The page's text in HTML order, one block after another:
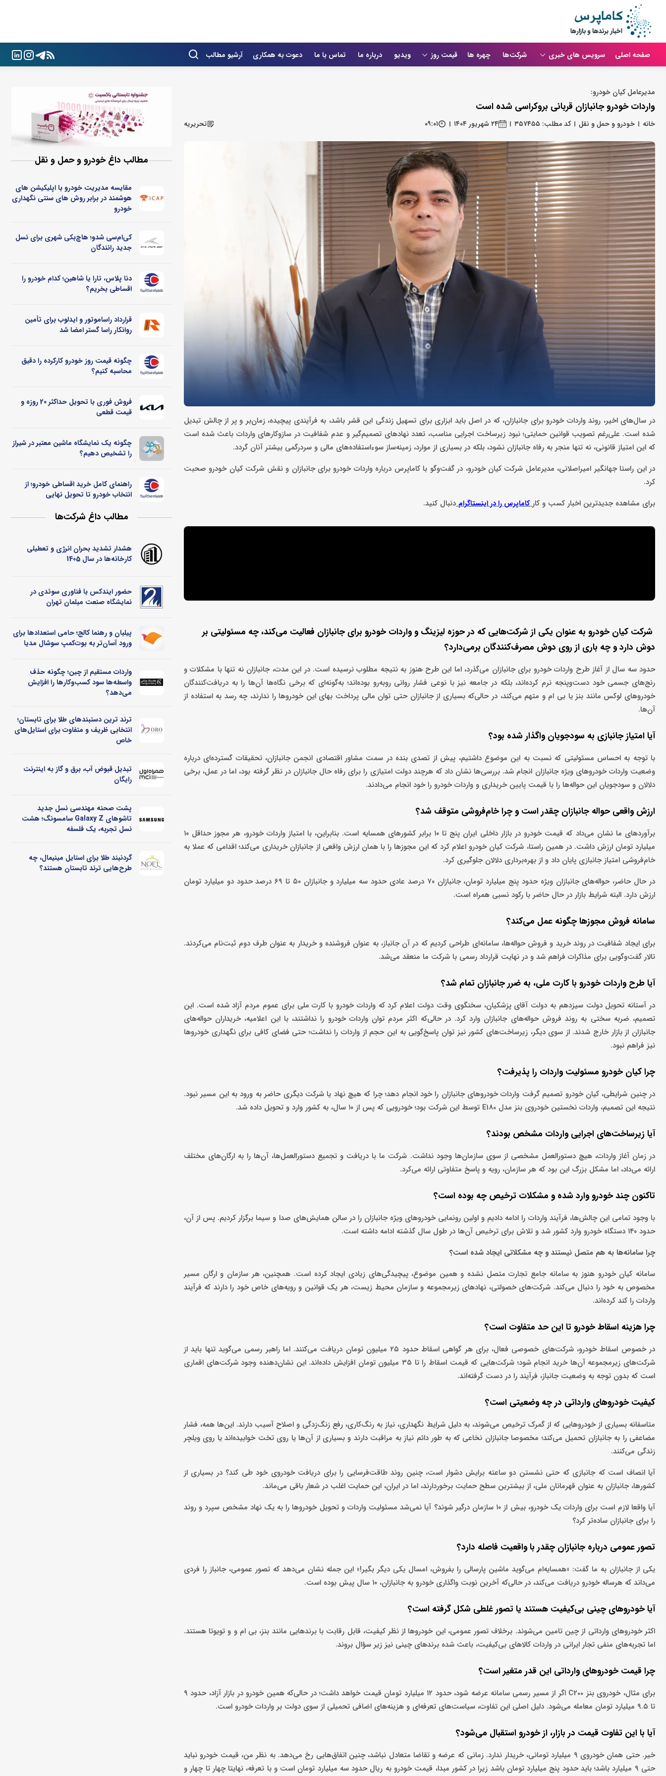
صفحه اصلی سرویس های خبری شرکت‌ها چهره ها قیمت روز ویدیو درباره ما تماس با ما دعوت به همکاری آرشیو مطالب
مدیرعامل کیان خودرو:
واردات خودرو جانبازان قربانی بروکراسی شده است
خانه خودرو و حمل و نقل کد مطلب: ۳۵۷۴۵۵ ۲۴ شهریور ۱۴۰۴ ۰۹:۰۱ تحریریه
در سال‌های اخیر، روند واردات خودرو برای جانبازان، که در اصل باید ابزاری برای تسهیل زندگی این قشر باشد، به فرآیندی پیچیده، زمان‌بر و پر از چالش تبدیل
شده است. علی‌رغم تصویب قوانین حمایتی؛ نبود زیرساخت اجرایی مناسب، تعدد نهادهای تصمیم‌گیر و عدم شفافیت در سازوکارهای واردات باعث شده است
که این امتیاز قانونی، نه‌ تنها منجر به رفاه جانبازان نشود، بلکه در بسیاری از موارد، زمینه‌ساز سوءاستفاده‌های مالی و سردرگمی بیشتر آنان گردد.
در این راستا جهانگیر امیراصلانی، مدیرعامل شرکت کیان خودرو، در گفت‌وگو با کاماپرس درباره واردات خودرو برای جانبازان و نقش شرکت کیان خودرو صحبت
کرد.
برای مشاهده جدیدترین اخبار کسب و کار کاماپرس را در اینستاگرام دنبال کنید.
شرکت کیان خودرو به عنوان یکی از شرکت‌هایی که در حوزه لیزینگ و واردات خودرو برای جانبازان فعالیت می‌کند، چه مسئولیتی بر
دوش دارد و چه باری از روی دوش مصرف‌کنندگان برمی‌دارد؟
حدود سه سال از آغاز طرح واردات خودرو برای جانبازان می‌گذرد، اما این طرح هنوز به نتیجه مطلوب نرسیده است. در این مدت، جانبازان نه‌ تنها با مشکلات و
رنج‌های جسمی خود دست‌و‌پنجه نرم کرده‌اند، بلکه در جامعه نیز با نوعی فشار روانی روبه‌رو بوده‌اند؛ به‌گونه‌ای که برخی نگاه‌ها آن‌ها را به دریافت‌کنندگان
خودروهای لوکس مانند بنز یا بی ‌ام ‌و متهم می‌کند، در حالی‌که بسیاری از جانبازان حتی توان مالی پرداخت بهای این خودروها را ندارند، چه رسد به استفاده از
آن‌ها.
آیا امتیاز جانبازی به سودجویان واگذار شده بود؟
با توجه به احساس مسئولیتی که نسبت به این موضوع داشتیم، پیش از تصدی بنده در سمت مشاور اقتصادی انجمن جانبازان، تحقیقات گسترده‌ای درباره
وضعیت واردات خودروهای ویژه جانبازان انجام شد. بررسی‌ها نشان داد که هرچند دولت امتیازی را برای رفاه حال جانبازان در نظر گرفته بود، اما در عمل، برخی
دلالان و سودجویان این حواله‌ها را با قیمت پایین خریداری و واردات خودرو را خود انجام می‌دادند.
ارزش واقعی حواله جانبازان چقدر است و چرا خام‌فروشی متوقف شد؟
برآوردهای ما نشان می‌داد که قیمت خودرو در بازار داخلی ایران پنج تا ۱۰ برابر کشورهای همسایه است. بنابراین، با امتیاز واردات خودرو، هر مجوز حداقل ۱۰
میلیارد تومان ارزش داشت. در همین راستا، شرکت کیان خودرو اعلام کرد که این مجوزها را با همان ارزش واقعی از جانبازان خریداری می‌کند؛ اقدامی که عملا به
خام‌فروشی امتیاز جانبازی پایان داد و از بهره‌برداری دلالان جلوگیری کرد.
در حال حاضر، حواله‌های جانبازان ویژه حدود پنج میلیارد تومان، جانبازان ۷۰ درصد عادی حدود سه میلیارد و جانبازان ۵۰ تا ۶۹ درصد حدود دو میلیارد تومان
ارزش دارد. البته شرایط بازار در حال حاضر با رکود نسبی همراه است.
سامانه فروش مجوزها چگونه عمل می‌کند؟
برای ایجاد شفافیت در روند خرید و فروش حواله‌ها، سامانه‌ای طراحی کردیم که در آن جانباز، به ‌عنوان فروشنده و خریدار به‌ عنوان طرف دوم ثبت‌نام می‌کردند.
تالار گفت‌وگویی برای مذاکرات فراهم شد و در نهایت قرارداد رسمی با شرکت ما منعقد می‌شد.
آیا طرح واردات خودرو با کارت ملی، به ضرر جانبازان تمام شد؟
در آستانه تحویل دولت سیزدهم به دولت آقای پزشکیان، سخنگوی وقت دولت اعلام کرد که واردات خودرو با کارت ملی برای عموم مردم آزاد شده است. این
تصمیم، ضربه سختی به روند فروش حواله‌های جانبازان وارد کرد. در حالی‌که اکثر مردم توان واردات خودرو را نداشتند، با این اعلامیه، خریداران حواله‌های
جانبازان از بازار خارج شدند. از سوی دیگر، زیرساخت‌های کشور نیز توان پاسخ‌گویی به این حجم از واردات را نداشت؛ حتی فضای کافی برای نگهداری خودروها
نیز فراهم نبود.
چرا کیان خودرو مسئولیت واردات را پذیرفت؟
در چنین شرایطی، کیان خودرو تصمیم گرفت واردات خودروهای جانبازان را خود انجام دهد؛ چرا که هیچ نهاد یا شرکت دیگری حاضر به ورود به این مسیر نبود.
نتیجه این تصمیم، واردات نخستین خودروی بنز مدل E180 توسط این شرکت بود؛ خودرویی که پس از ۱۰ سال، به کشور وارد و تحویل داده شد.
آیا زیرساخت‌های اجرایی واردات مشخص بودند؟
در زمان آغاز واردات، هیچ دستورالعمل مشخصی از سوی سازمان‌ها وجود نداشت. شرکت ما با دریافت و تجمیع دستورالعمل‌ها، آن‌ها را به ارگان‌های مختلف
ارائه می‌داد، اما مشکل بزرگ این بود که هر سازمان، رویه و پاسخ متفاوتی ارائه می‌کرد.
تاکنون چند خودرو وارد شده و مشکلات ترخیص چه بوده است؟
با وجود تمامی این چالش‌ها، فرآیند واردات را ادامه دادیم و اولین رونمایی خودروهای ویژه جانبازان را در سالن همایش‌های صدا و سیما برگزار کردیم. پس از آن،
حدود ۱۴۰ دستگاه خودرو وارد کشور شد و تلاش برای ترخیص آن‌ها در طول سال گذشته ادامه داشته است.
چرا سامانه‌ها به هم متصل نیستند و چه مشکلاتی ایجاد شده است؟
سامانه کیان خودرو هنوز به سامانه جامع تجارت متصل نشده و همین موضوع، پیچیدگی‌های زیادی ایجاد کرده است. همچنین، هر سازمان و ارگان مسیر
مخصوص به خود را دنبال می‌کند. شرکت‌های خصولتی، نهادهای زیرمجموعه و سازمان محیط زیست، هر یک قوانین و رویه‌های خاص خود را دارند که فرآیند
واردات را کند کرده‌اند.
چرا هزینه اسقاط خودرو تا این حد متفاوت است؟
در خصوص اسقاط خودرو، شرکت‌های خصوصی فعال، برای هر گواهی اسقاط حدود ۲۵ میلیون تومان دریافت می‌کنند. اما راهبر رسمی می‌گوید تنها باید از
شرکت‌های زیرمجموعه آن‌ها خرید انجام شود؛ شرکت‌هایی که قیمت اسقاط را تا ۳۵ میلیون تومان افزایش داده‌اند. این نشان‌دهنده وجود شرکت‌های اقماری
است که بدون توجه به وضعیت جانباز، فرآیند را در دست گرفته‌اند.
کیفیت خودروهای وارداتی در چه وضعیتی است؟
متاسفانه بسیاری از خودروهایی که از گمرک ترخیص می‌شوند، به دلیل شرایط نگهداری، نیاز به رنگ‌کاری، رفع زنگ‌زدگی و اصلاح آسیب دارند. این‌ها همه، فشار
مضاعفی را به جانبازان تحمیل می‌کند؛ مخصوصا جانبازان نخاعی که به ‌طور دائم نیاز به مراقبت دارند و بسیاری از آن‌ها یا روی تخت خوابیده‌اند یا روی ویلچر
زندگی می‌کنند.
آیا انصاف است که جانبازی که حتی نشستن دو ساعته برایش دشوار است، چنین روند طاقت‌فرسایی را برای دریافت خودروی خود طی کند؟ در بسیاری از
کشورها، جانبازان به ‌عنوان قهرمانان ملی، از بیشترین سطح حمایت برخوردارند، اما در ایران، این حمایت اغلب در شعار باقی می‌ماند.
آیا واقعا لازم است برای واردات یک خودرو، بیش از ۱۰ سازمان درگیر شوند؟ آیا نمی‌شد مسئولیت واردات و تحویل خودروها را به یک نهاد مشخص سپرد و روند
را برای جانبازان ساده‌تر کرد؟
تصور عمومی درباره جانبازان چقدر با واقعیت فاصله دارد؟
یکی از جانبازان به ما گفت: «همسایه‌ام می‌گوید ماشین پارسالی را بفروش، امسال یکی دیگر بگیر!» این جمله نشان می‌دهد که تصور عمومی، جانباز را فردی
می‌داند که هرساله خودرو دریافت می‌کند، در حالی‌که آخرین نوبت واگذاری خودرو به جانبازان، ۱۰ سال پیش بوده است.
آیا خودروهای چینی بی‌کیفیت هستند یا تصور غلطی شکل گرفته است؟
اکثر خودروهای وارداتی از چین تامین می‌شوند. برخلاف تصور عمومی، این خودروها از نظر کیفیت، قابل رقابت با برندهایی مانند بنز، بی ‌ام‌ و و تویوتا هستند.
اما تجربه‌های منفی تجار ایرانی در واردات کالاهای بی‌کیفیت، باعث شده برندهای چینی نیز زیر سؤال بروند.
چرا قیمت خودروهای وارداتی این‌ قدر متغیر است؟
برای مثال، خودروی بنز C200 اگر از مسیر رسمی سامانه عرضه شود، حدود ۱۲ میلیارد تومان قیمت خواهد داشت؛ در حالی‌که همین خودرو در بازار آزاد، حدود ۹
تا ۹.۵ میلیارد تومان معامله می‌شود. دلیل اصلی این تفاوت، سیاست‌های تعرفه‌ای و هزینه‌های اضافی تحمیلی از سوی دولت بر واردات خودرو است.
آیا با این تفاوت قیمت در بازار، از خودرو استقبال می‌شود؟
خیر. حتی همان خودروی ۹ میلیارد تومانی، خریدار ندارد. زمانی که عرضه و تقاضا متعادل نباشد، چنین اتفاق‌هایی رخ می‌دهد. به نظر من، قیمت خودرو نباید
حتی ۹ میلیارد باشد؛ باید حدود پنج میلیارد تومان باشد زیرا در کشور مبدا، قیمت خودرو به ریال حدود سه میلیارد تومان است و با تعرفه، نهایتا چهار تا چهار و
مطالب داغ خودرو و حمل و نقل
مقایسه مدیریت خودرو با اپلیکیشن های
هوشمند در برابر روش های سنتی نگهداری
خودرو
کی‌ام‌سی شدو؛ هاچ‌بکی شهری برای نسل
جدید رانندگان
دنا پلاس، تارا یا شاهین؛ کدام خودرو را
اقساطی بخریم؟
قرارداد راساموتور و ایدلوب برای تأمین
روانکار راسا گستر امضا شد
چگونه قیمت روز خودرو کارکرده را دقیق
محاسبه کنیم؟
فروش فوری با تحویل حداکثر 20 روزه و
قیمت قطعی
چگونه یک نمایشگاه ماشین معتبر در شیراز
را تشخیص دهیم؟
راهنمای کامل خرید اقساطی خودرو؛ از
انتخاب خودرو تا تحویل نهایی
مطالب داغ شرکت‌ها
هشدار تشدید بحران انرژی و تعطیلی
کارخانه‌ها در سال 1405
حضور ایندکس با فناوری سوئدی در
نمایشگاه صنعت مبلمان تهران
پیلبان و رهنما کالج؛ حامی استعدادها برای
ورود آسان‌تر به بوت‌کمپ سوشال مدیا
واردات مستقیم از چین؛ چگونه حذف
واسطه‌ها سود کسب‌وکارها را افزایش
می‌دهد؟
ترند ترین دستبندهای طلا برای تابستان؛
انتخابی ظریف و متفاوت برای استایل‌های
خاص
تبدیل قبوض آب، برق و گاز به اینترنت
رایگان
پشت صحنه مهندسی نسل جدید
تاشوهای Galaxy Z سامسونگ؛ هشت
نسل تجربه، یک فلسفه
گردنبند طلا برای استایل مینیمال، چه
طرح‌هایی ترند تابستان هستند؟